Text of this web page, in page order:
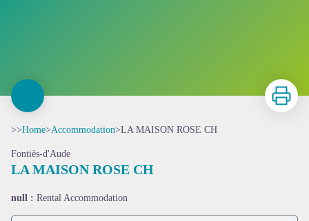
Print
>>Home>Accommodation>LA MAISON ROSE CH
Fontiès-d'Aude
LA MAISON ROSE CH
null : Rental Accommodation